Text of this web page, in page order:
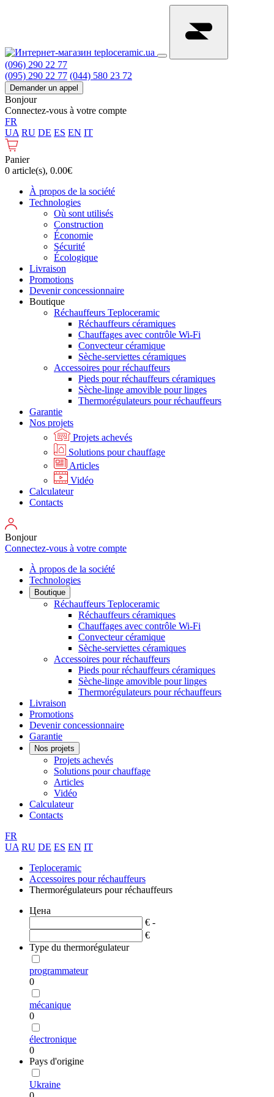
(096) 290 22 77
(095) 290 22 77 (044) 580 23 72
Demander un appel
Bonjour
Connectez-vous à votre compte
FR
UA RU DE ES EN IT
Panier
0 article(s), 0.00€
À propos de la société
Technologies
Où sont utilisés
Construction
Économie
Sécurité
Écologique
Livraison
Promotions
Devenir concessionnaire
Boutique
Réchauffeurs Teploceramic
Réchauffeurs céramiques
Chauffages avec contrôle Wi-Fi
Convecteur céramique
Sèche-serviettes céramiques
Accessoires pour réchauffeurs
Pieds pour réchauffeurs céramiques
Sèche-linge amovible pour linges
Thermorégulateurs pour réchauffeurs
Garantie
Nos projets
Projets achevés
Solutions pour chauffage
Articles
Vidéo
Calculateur
Contacts
Bonjour
Connectez-vous à votre compte
À propos de la société
Technologies
Boutique
Réchauffeurs Teploceramic
Réchauffeurs céramiques
Chauffages avec contrôle Wi-Fi
Convecteur céramique
Sèche-serviettes céramiques
Accessoires pour réchauffeurs
Pieds pour réchauffeurs céramiques
Sèche-linge amovible pour linges
Thermorégulateurs pour réchauffeurs
Livraison
Promotions
Devenir concessionnaire
Garantie
Nos projets
Projets achevés
Solutions pour chauffage
Articles
Vidéo
Calculateur
Contacts
FR
UA RU DE ES EN IT
Teploceramic
Accessoires pour réchauffeurs
Thermorégulateurs pour réchauffeurs
Цена
€ -
€
Type du thermorégulateur
programmateur
0
mécanique
0
électronique
0
Pays d'origine
Ukraine